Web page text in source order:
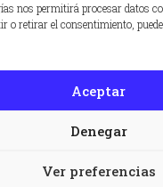
nos permitirá procesar datos
o retirar el consentimiento,
Aceptar
Denegar
Ver preferencias